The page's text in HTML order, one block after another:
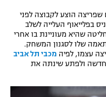
שפריצה הוצע לקבוצה לפני
בפלייאוף העלייה לשלב
שהיא מעוניינת בו אחרי
שלו לסגנון המשחק.
עצמו, לפיה מכבי תל אביב
ולפתע שינתה את